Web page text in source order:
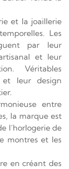
et la joaillerie
Les
par leur
et leur
Véritables
leur design
entre
la marque est
l’horlogerie de
montres et les
en créant des